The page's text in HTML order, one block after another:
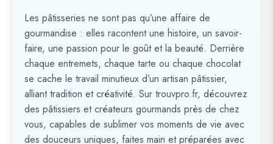
Les pâtisseries ne sont pas qu’une affaire de
gourmandise : elles racontent une histoire, un savoir-
faire, une passion pour le goût et la beauté. Derrière
chaque entremets, chaque tarte ou chaque chocolat
se cache le travail minutieux d’un artisan pâtissier,
alliant tradition et créativité. Sur trouvpro.fr, découvrez
des pâtissiers et créateurs gourmands près de chez
vous, capables de sublimer vos moments de vie avec
des douceurs uniques, faites main et préparées avec